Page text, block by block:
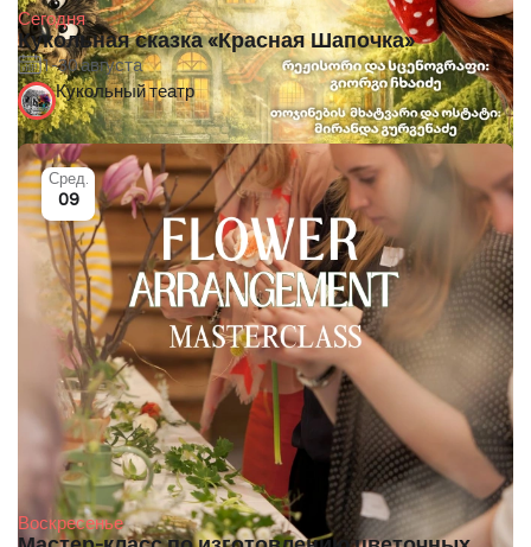
Сегодня
Кукольная сказка «Красная Шапочка»
1-30 августа
Кукольный театр
Воскресенье
Сред.
09